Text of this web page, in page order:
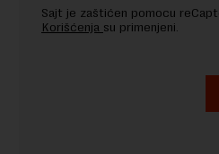
Sajt je zaštićen pomocu
Korišćenja su primenjeni.